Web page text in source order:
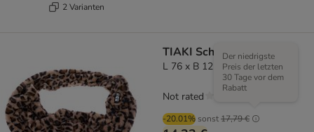
2 Varianten
TIAKI Schultertasche
L 76 x B 12 x H 38 cm, braun
-20.01% sonst17,79 €
Der niedrigste
Preis der letzten
30 Tage vor dem
Rabatt
Not rated